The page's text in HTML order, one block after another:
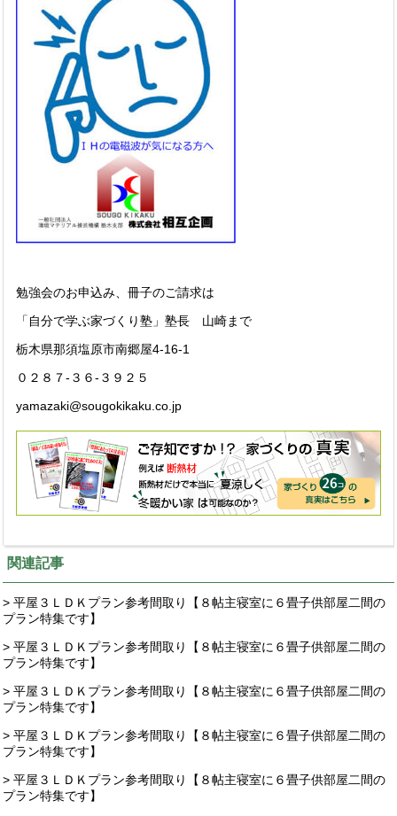
勉強会のお申込み、冊子のご請求は
「自分で学ぶ家づくり塾」塾長 山崎まで
栃木県那須塩原市南郷屋4-16-1
０２８７-３６-３９２５
yamazaki@sougokikaku.co.jp
関連記事
> 平屋３ＬＤＫプラン参考間取り【８帖主寝室に６畳子供部屋二間の
プラン特集です】
> 平屋３ＬＤＫプラン参考間取り【８帖主寝室に６畳子供部屋二間の
プラン特集です】
> 平屋３ＬＤＫプラン参考間取り【８帖主寝室に６畳子供部屋二間の
プラン特集です】
> 平屋３ＬＤＫプラン参考間取り【８帖主寝室に６畳子供部屋二間の
プラン特集です】
> 平屋３ＬＤＫプラン参考間取り【８帖主寝室に６畳子供部屋二間の
プラン特集です】